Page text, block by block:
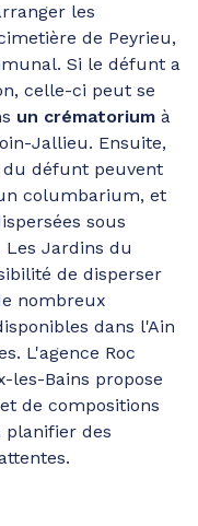
les
de Peyrieu,
Si le défunt a
celle-ci peut se
un crématorium à
Jallieu. Ensuite,
du défunt peuvent
columbarium, et
sous
Jardins du
de disperser
nombreux
dans l'Ain
L'agence Roc
les-Bains propose
de compositions
planifier des